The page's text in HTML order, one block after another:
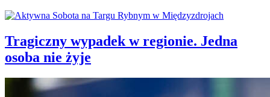
Tragiczny wypadek w regionie. Jedna
osoba nie żyje